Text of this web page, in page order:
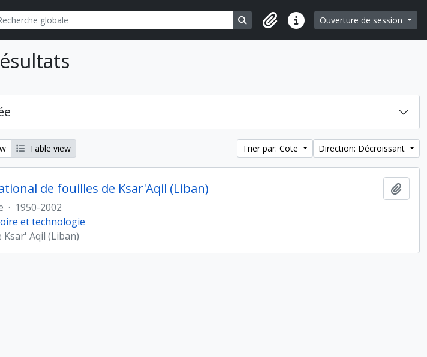
options Search in browse page
Liens rapidesOuverture de session
Table view Trier par: Cote Direction: Décroissant
de fouilles de Ksar'Aqil (Liban)
· 1950-2002
et technologie
Aqil (Liban)